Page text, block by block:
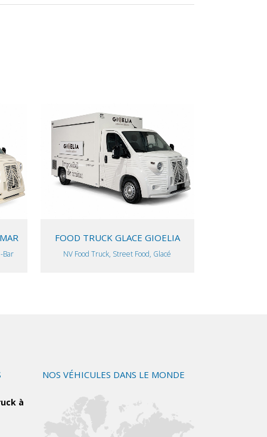
Bar
VIEW
FOOD TRUCK GLACE GIOELIA
NV Food Truck, Street Food, Glacé
à
NOS VÉHICULES DANS LE MONDE